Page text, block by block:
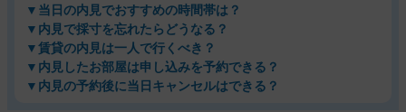
▼当日の内見でおすすめの時間帯は？
▼内見で採寸を忘れたらどうなる？
▼賃貸の内見は一人で行くべき？
▼内見したお部屋は申し込みを予約できる？
▼内見の予約後に当日キャンセルはできる？